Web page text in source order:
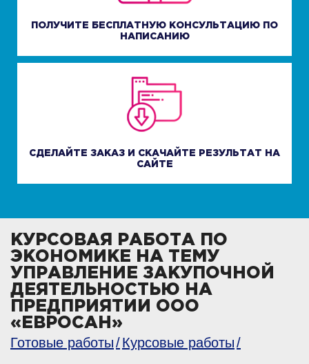
ПОЛУЧИТЕ БЕСПЛАТНУЮ КОНСУЛЬТАЦИЮ ПО
НАПИСАНИЮ
СДЕЛАЙТЕ ЗАКАЗ И СКАЧАЙТЕ РЕЗУЛЬТАТ НА
САЙТЕ
КУРСОВАЯ РАБОТА ПО
ЭКОНОМИКЕ НА ТЕМУ
УПРАВЛЕНИЕ ЗАКУПОЧНОЙ
ДЕЯТЕЛЬНОСТЬЮ НА
ПРЕДПРИЯТИИ ООО
«ЕВРОСАН»
Готовые работы
Курсовые работы